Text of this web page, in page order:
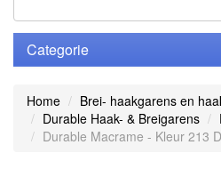
Categorie
Home
Brei- haakgarens en
Durable Haak- & Breigarens
Durable Macrame - Kleur 213